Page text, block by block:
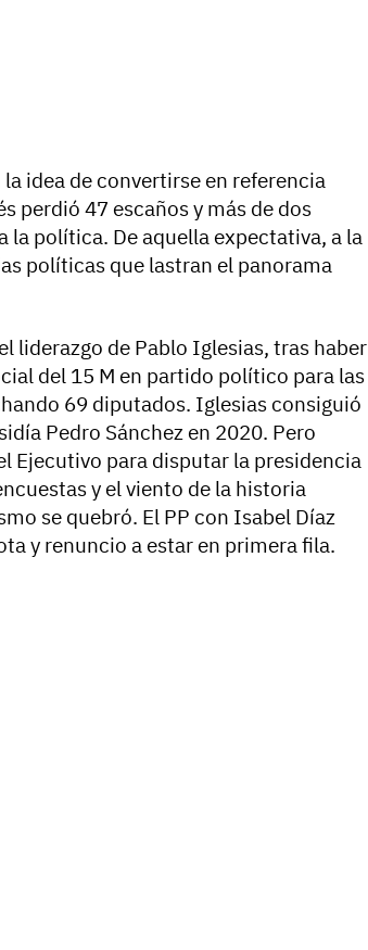
idea de convertirse en referencia
perdió 47 escaños y más de dos
la política. De aquella expectativa, a la
políticas que lastran el panorama
liderazgo de Pablo Iglesias, tras haber
del 15 M en partido político para las
69 diputados. Iglesias consiguió
Pedro Sánchez en 2020. Pero
Ejecutivo para disputar la presidencia
y el viento de la historia
se quebró. El PP con Isabel Díaz
y renuncio a estar en primera fila.